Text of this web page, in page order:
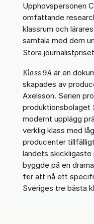
Upphovspersonen
omfattande
klassrum och
samtala med dem
Stora
Klass 9Aär en
skapades av
Axelsson. Serien
produktionsbolaget
modernt upplägg
verklig klass med
producenter
landets skickligaste
byggde på en
för att nå ett
Sveriges tre bästa